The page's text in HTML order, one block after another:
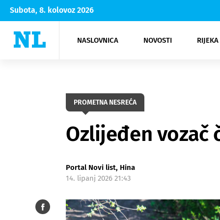
Subota, 8. kolovoz 2026
NASLOVNICA NOVOSTI
Rijeka Opatija
NK
Moda
Kultura
PROMETNA NESREĆA
Ozlijeđen vozač
Portal Novi list, Hina
14. lipanj 2026 21:43